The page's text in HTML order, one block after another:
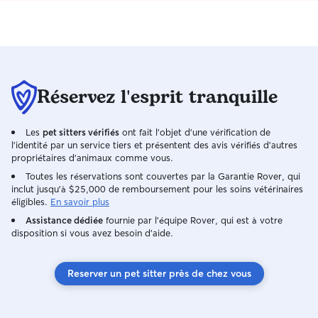
absence (courte ou longue durée), dans
un cadre familier et rassurant. Visites à
domicile Visites à domicile pour
répondre aux nécessités quotidiennes
de vos animaux : nourriture, eau,
nettoyer gamelles, litières, bacs des
cages en fonction des espèces et temps
avec l'animal : câlins, jeux, ou
simplement une présence; pendant vos
absences, que ce soit de courte ou
longues durée, une journée, week-end,
> A partir de 10 € selon l'animal et ses
besoins Supplément kilométrique
applicable à partir de 10 km de Villers
séjour😊
Réservez l'esprit tranquille
Les pet sitters vérifiés ont fait l'objet d'une vérification de
l'identité par un service tiers et présentent des avis vérifiés d'autres
propriétaires d'animaux comme vous.
Toutes les réservations sont couvertes par la Garantie Rover, qui
inclut jusqu'à $25,000 de remboursement pour les soins vétérinaires
éligibles. En savoir plus
Assistance dédiée fournie par l'équipe Rover, qui est à votre
disposition si vous avez besoin d'aide.
Reserver un pet sitter près de chez vous